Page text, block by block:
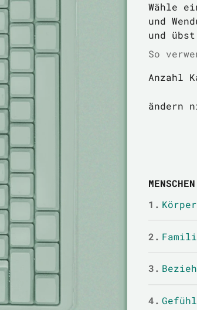
Wähle
und
und
So
Anzahl
ändern
MENSCHEN
1.
2.
3.
4.